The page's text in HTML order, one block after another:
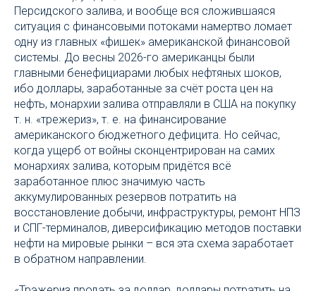
Персидского залива, и вообще вся сложившаяся
ситуация с финансовыми потоками намертво ломает
одну из главных «фишек» американской финансовой
системы. До весны 2026-го американцы были
главными бенефициарами любых нефтяных шоков,
ибо доллары, заработанные за счёт роста цен на
нефть, монархии залива отправляли в США на покупку
т. н. «трежериз», т. е. на финансирование
американского бюджетного дефицита. Но сейчас,
когда ущерб от войны сконцентрирован на самих
монархиях залива, которым придётся всё
заработанное плюс значимую часть
аккумулированных резервов потратить на
восстановление добычи, инфраструктуры, ремонт НПЗ
и СПГ-терминалов, диверсификацию методов поставки
нефти на мировые рынки – вся эта схема заработает
в обратном направлении.